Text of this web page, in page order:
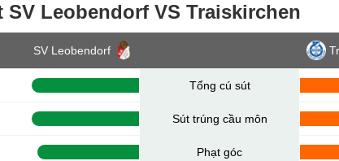
Leobendorf VS Traiskirchen
SV Leobendorf
Tổng cú sút
Sút trúng cầu môn
Phạt góc